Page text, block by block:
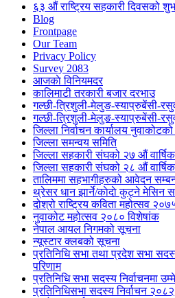
६३ औं राष्ट्रिय सहकारी दिवसको
Blog
Frontpage
Our Team
Privacy Policy
Survey 2083
आजकाे विनियमदर
कालिमाटी तरकारी बजार दरभाउ
गल्छी-त्रिशुली-मेलुङ-स्याप्रुबेंसी-
गल्छी-त्रिशुली-मेलुङ-स्याप्रुबेंसी-
जिल्ला निर्वाचन कार्यालय
जिल्ला समन्वय समिति
जिल्ला सहकारी संघको २७ औं
जिल्ला सहकारी संघको २८ औं
तालिममा सहभागीहरुको आवेदन
थ्रेसर धान झार्ने/काेदाे कुट्ने मेसिन
दोश्रो राष्ट्रिय कविता महोत्सव
नुवाकोट महोत्सव २०८० विशेषांक
नेपाल आयल निगमको सूचना
न्यूस्टार क्लबको सूचना
प्रतिनिधि सभा तथा प्रदेश सभा
परिणाम
प्रतिनिधि सभा सदस्य निर्वाचनमा
प्रतिनिधिसभा सदस्य निर्वाचन २०८२